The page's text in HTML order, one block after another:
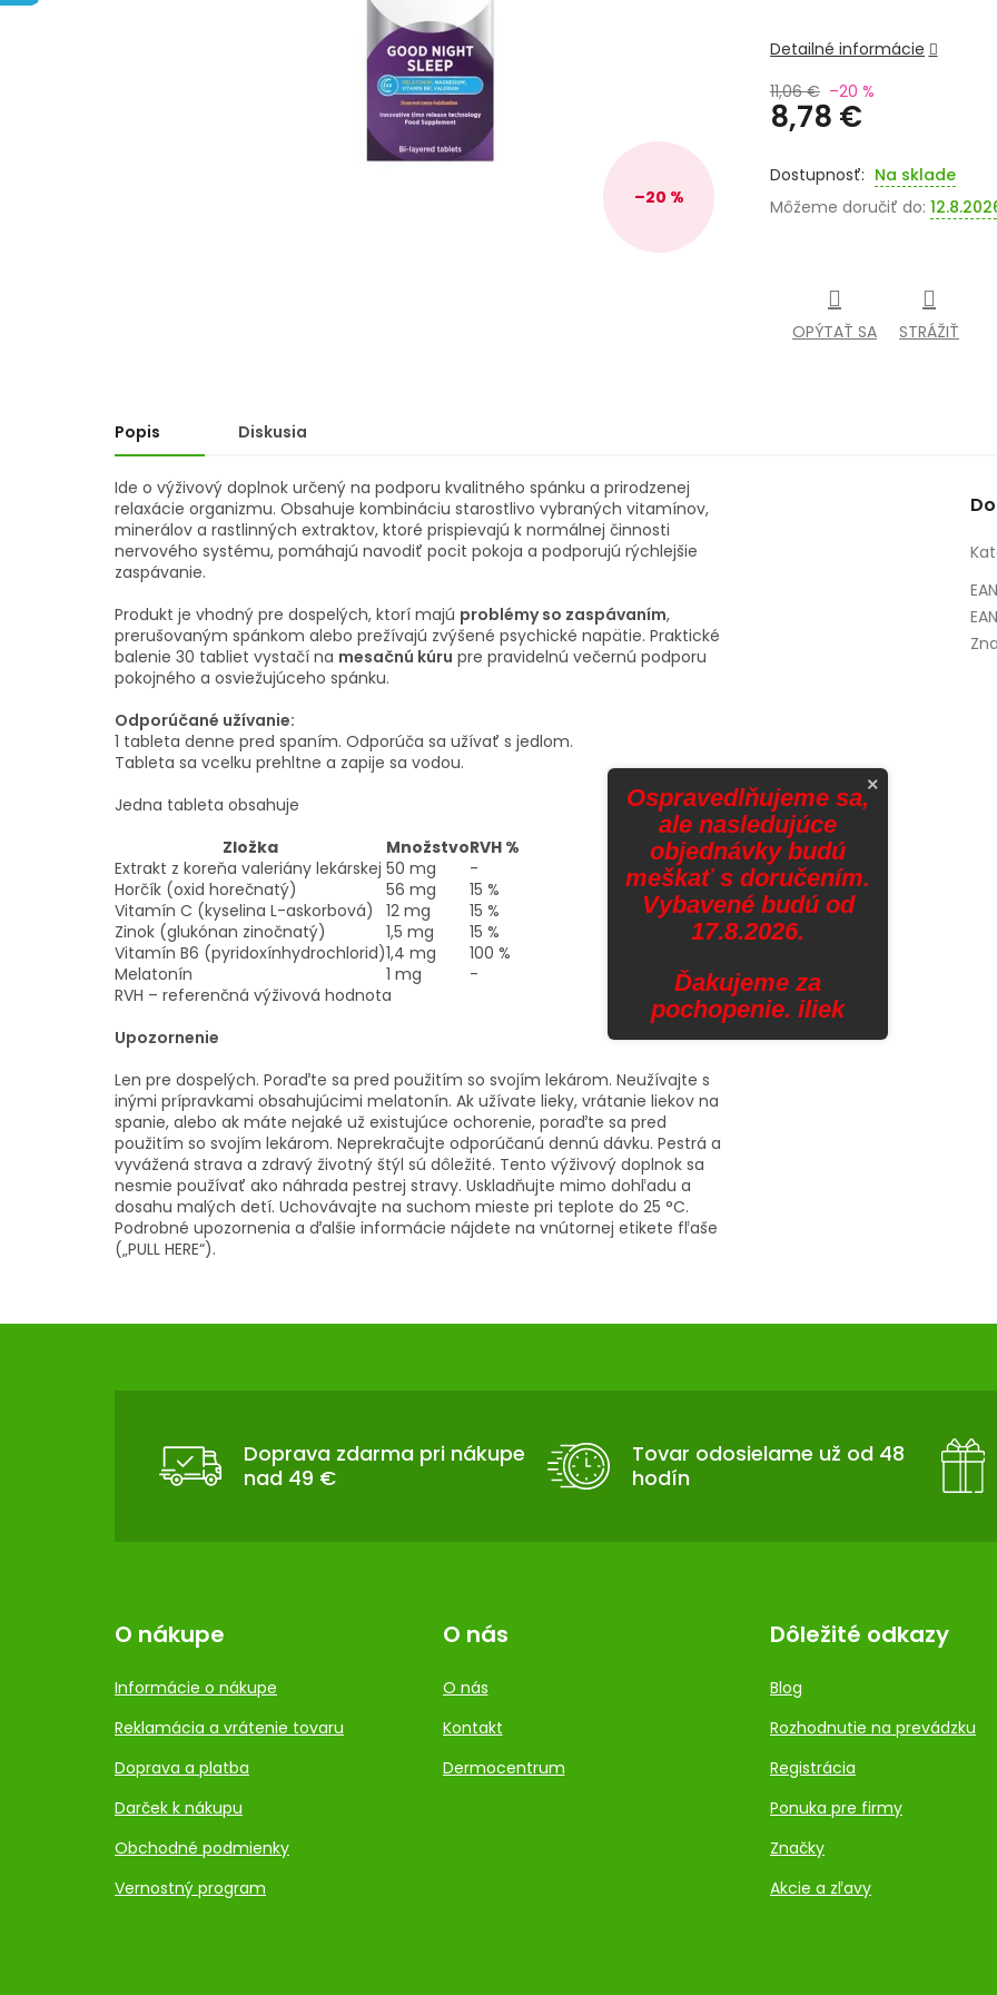
–20 %
11,06 € –20 %
8,78 €
cena:
Na sklade
Môžeme doručiť do:
Detailné informácie
OPÝTAŤ SA STRÁŽIŤ
Popis Diskusia
Ide o výživový doplnok určený na podporu kvalitného spánku a prirodzenej
relaxácie organizmu. Obsahuje kombináciu starostlivo vybraných vitamínov,
minerálov a rastlinných extraktov, ktoré prispievajú k normálnej činnosti
nervového systému, pomáhajú navodiť pocit pokoja a podporujú rýchlejšie
zaspávanie.
Produkt je vhodný pre dospelých, ktorí majú problémy so zaspávaním,
prerušovaným spánkom alebo prežívajú zvýšené psychické napätie. Praktické
balenie 30 tabliet vystačí na mesačnú kúru pre pravidelnú večernú podporu
pokojného a osviežujúceho spánku.
Odporúčané užívanie:
1 tableta denne pred spaním. Odporúča sa užívať s jedlom.
Tableta sa vcelku prehltne a zapije sa vodou.
Jedna tableta obsahuje
Zložka
MnožstvoRVH %
Extrakt z koreňa valeriány lekárskej 50 mg
-
Horčík (oxid horečnatý)
56 mg
15 %
Vitamín C (kyselina L-askorbová)
12 mg
15 %
Zinok (glukónan zinočnatý)
1,5 mg
15 %
Vitamín B6 (pyridoxínhydrochlorid)1,4 mg
100 %
Melatonín
1 mg
-
RVH – referenčná výživová hodnota
Upozornenie
Len pre dospelých. Poraďte sa pred použitím so svojím lekárom. Neužívajte s
inými prípravkami obsahujúcimi melatonín. Ak užívate lieky, vrátanie liekov na
spanie, alebo ak máte nejaké už existujúce ochorenie, poraďte sa pred
použitím so svojím lekárom. Neprekračujte odporúčanú dennú dávku. Pestrá a
vyvážená strava a zdravý životný štýl sú dôležité. Tento výživový doplnok sa
nesmie používať ako náhrada pestrej stravy. Uskladňujte mimo dohľadu a
dosahu malých detí. Uchovávajte na suchom mieste pri teplote do 25 °C.
Podrobné upozornenia a ďalšie informácie nájdete na vnútornej etikete fľaše
(„PULL HERE“).
EAN
Z
Doprava zdarma pri nákupe
nad 49 €
Tovar odosielame už od 48
hodín
O nákupe
Informácie o nákupe
Reklamácia a vrátenie tovaru
Doprava a platba
Darček k nákupu
Obchodné podmienky
Vernostný program
O nás
O nás
Kontakt
Dermocentrum
Dôležité odkazy
Blog
Rozhodnutie na prevádzku
Registrácia
Ponuka pre firmy
Značky
Akcie a zľavy
×
Ospravedlňujeme sa,
ale nasledujúce
objednávky budú
meškať s doručením.
Vybavené budú od
17.8.2026.
Ďakujeme za
pochopenie. iliek